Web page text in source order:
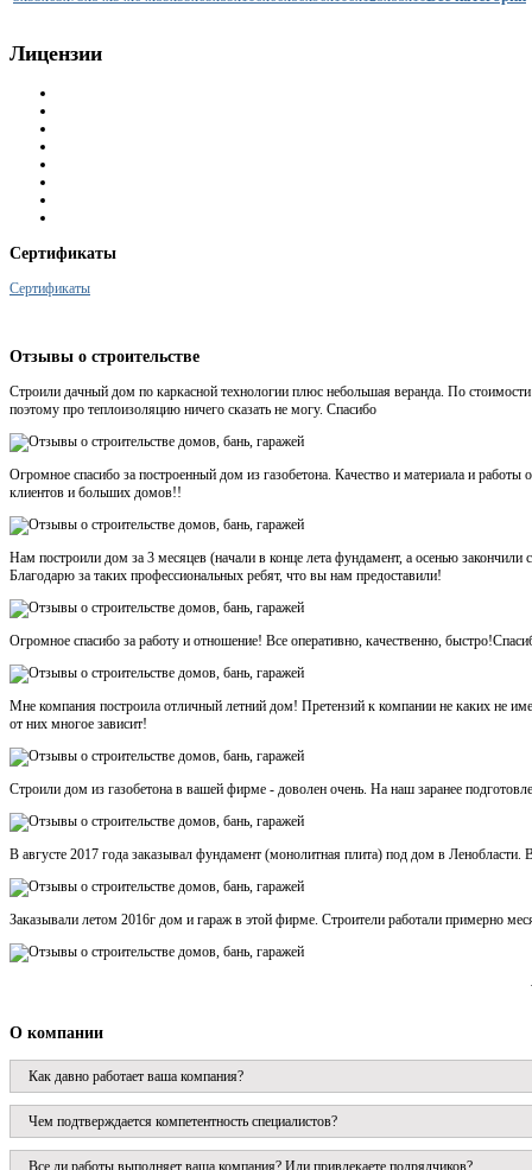
Лицензии
Сертификаты
Сертификаты
Отзывы о строительстве
Строили дачный дом по каркасной технологии плюс небольшая веранда. По
поэтому про теплоизоляцию ничего сказать не могу. Спасибо
Огромное спасибо за построенный дом из газобетона. Качество и материала и
клиентов и больших домов!!
Нам построили дом за 3 месяцев (начали в конце лета фундамент, а осенью
Благодарю за таких профессиональных ребят, что вы нам предоставили!
Огромное спасибо за работу и отношение! Все оперативно, качественно,
Мне компания построила отличный летний дом! Претензий к компании не каких не
от них многое зависит!
Строили дом из газобетона в вашей фирме - доволен очень. На наш заранее
В августе 2017 года заказывал фундамент (монолитная плита) под дом в
Заказывали летом 2016г дом и гараж в этой фирме. Строители работали примерно
О компании
Как давно работает ваша компания?
Чем подтверждается компетентность специалистов?
Все ли работы выполняет ваша компания? Или привлекаете подрядчиков?